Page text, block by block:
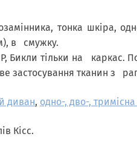
тонка шкіра,
в смужку.
Бикли тільки на
тканин з
диван, одно-, дво-, тримісна
Кісс.